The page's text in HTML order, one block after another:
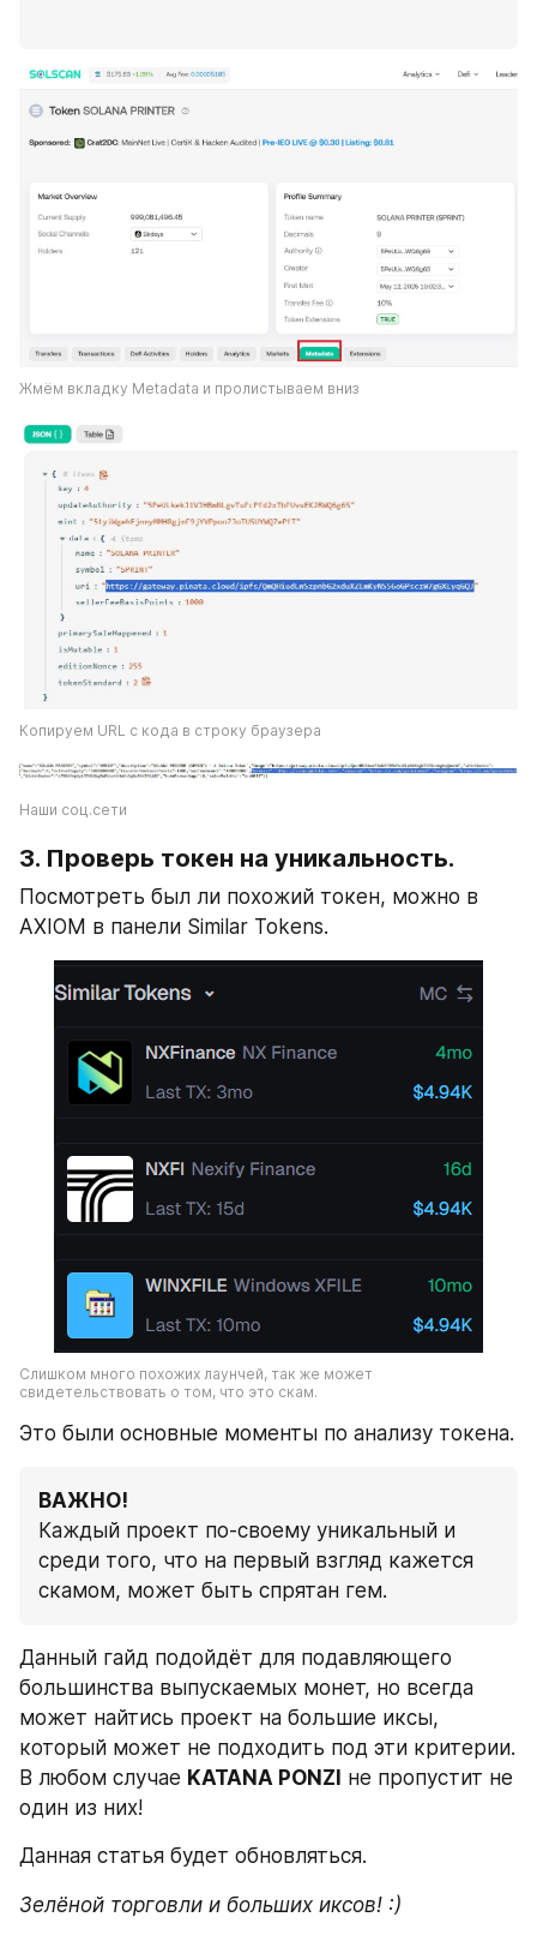
Жмём вкладку Metadata и пролистываем вниз
Копируем URL с кода в строку браузера
Наши соц.сети
3. Проверь токен на уникальность.
Посмотреть был ли похожий токен, можно в
AXIOM в панели Similar Tokens.
Слишком много похожих лаунчей, так же может
свидетельствовать о том, что это скам.
Это были основные моменты по анализу токена.
ВАЖНО!
Каждый проект по-своему уникальный и
среди того, что на первый взгляд кажется
скамом, может быть спрятан гем.
Данный гайд подойдёт для подавляющего
большинства выпускаемых монет, но всегда
может найтись проект на большие иксы,
который может не подходить под эти критерии.
В любом случае KATANA PONZI не пропустит не
один из них!
Данная статья будет обновляться.
Зелёной торговли и больших иксов! :)